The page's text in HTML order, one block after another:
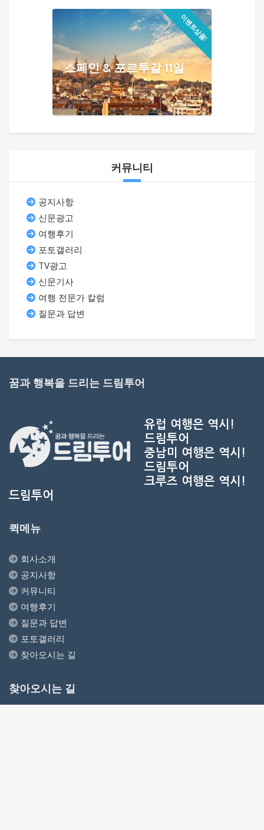
이벤트상품!
스페인 & 포르투갈 11일
커뮤니티
공지사항
신문광고
여행후기
포토갤러리
TV광고
신문기사
여행 전문가 칼럼
질문과 답변
꿈과 행복을 드리는 드림투어
유럽 여행은 역시!
드림투어
중남미 여행은 역시!
드림투어
크루즈 여행은 역시!
드림투어
퀵메뉴
회사소개
공지사항
커뮤니티
여행후기
질문과 답변
포토갤러리
찾아오시는 길
찾아오시는 길